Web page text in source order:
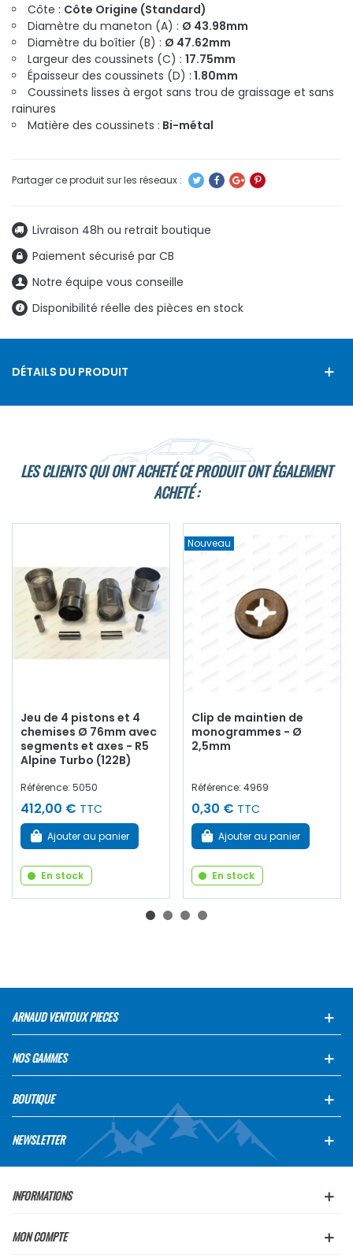
Côte : Côte Origine (Standard)
Diamètre du maneton (A) : Ø 43.98mm
Diamètre du boîtier (B) : Ø 47.62mm
Largeur des coussinets (C) : 17.75mm
Épaisseur des coussinets (D) : 1.80mm
Coussinets lisses à ergot sans trou de graissage et sans
rainures
Matière des coussinets : Bi-métal
Livraison 48h ou retrait boutique
Paiement sécurisé par CB
Notre équipe vous conseille
Disponibilité réelle des pièces en stock
DÉTAILS DU PRODUIT
LES CLIENTS QUI ONT ACHETÉ CE PRODUIT ONT ÉGALEMENT
ACHETÉ :
Jeu de 4 pistons et 4
chemises Ø 76mm avec
segments et axes - R5
Alpine Turbo (122B)
Référence: 5050
412,00 € TTC
Ajouter au panier
En stock
Nouveau
Clip de maintien de
monogrammes - Ø
2,5mm
Référence: 4969
0,30 € TTC
Ajouter au panier
En stock
ARNAUD VENTOUX PIECES
NOS GAMMES
BOUTIQUE
NEWSLETTER
INFORMATIONS
MON COMPTE